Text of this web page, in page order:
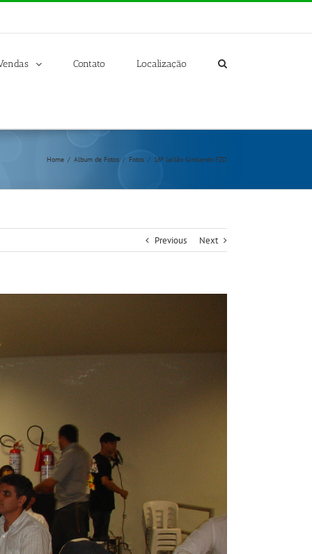
Contato Localização
Home / Album de Fotos / Fotos / 16º Leilão Girolando FZD
Previous Next